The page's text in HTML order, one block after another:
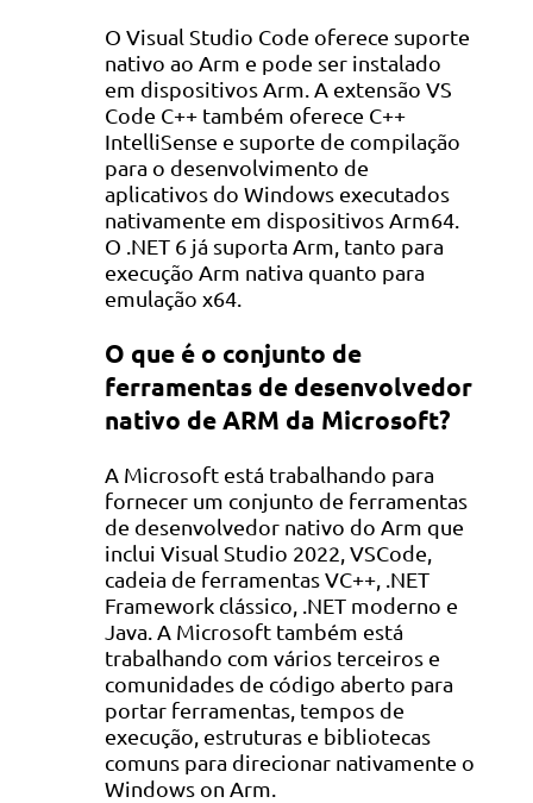
O Visual Studio Code oferece suporte
nativo ao Arm e pode ser instalado
em dispositivos Arm. A extensão VS
Code C++ também oferece C++
IntelliSense e suporte de compilação
para o desenvolvimento de
aplicativos do Windows executados
nativamente em dispositivos Arm64.
O .NET 6 já suporta Arm, tanto para
execução Arm nativa quanto para
emulação x64.
O que é o conjunto de
ferramentas de desenvolvedor
nativo de ARM da Microsoft?
A Microsoft está trabalhando para
fornecer um conjunto de ferramentas
de desenvolvedor nativo do Arm que
inclui Visual Studio 2022, VSCode,
cadeia de ferramentas VC++, .NET
Framework clássico, .NET moderno e
Java. A Microsoft também está
trabalhando com vários terceiros e
comunidades de código aberto para
portar ferramentas, tempos de
execução, estruturas e bibliotecas
comuns para direcionar nativamente o
Windows on Arm.